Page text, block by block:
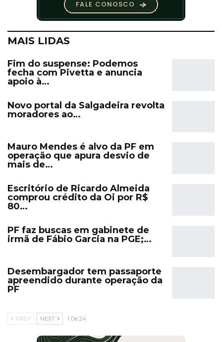
MAIS LIDAS
Fim do suspense: Podemos
fecha com Pivetta e anuncia
apoio à…
Novo portal da Salgadeira revolta
moradores ao…
Mauro Mendes é alvo da PF em
operação que apura desvio de
mais de…
Escritório de Ricardo Almeida
comprou crédito da Oi por R$
80…
PF faz buscas em gabinete de
irmã de Fábio Garcia na PGE;…
Desembargador tem passaporte
apreendido durante operação da
PF
PREV NEXT 1 De 24